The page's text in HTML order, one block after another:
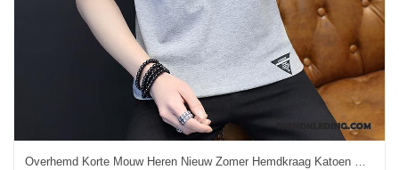
Overhemd Korte Mouw Heren Nieuw Zomer Hemdkraag Katoen Mannelijk Trend Grijs